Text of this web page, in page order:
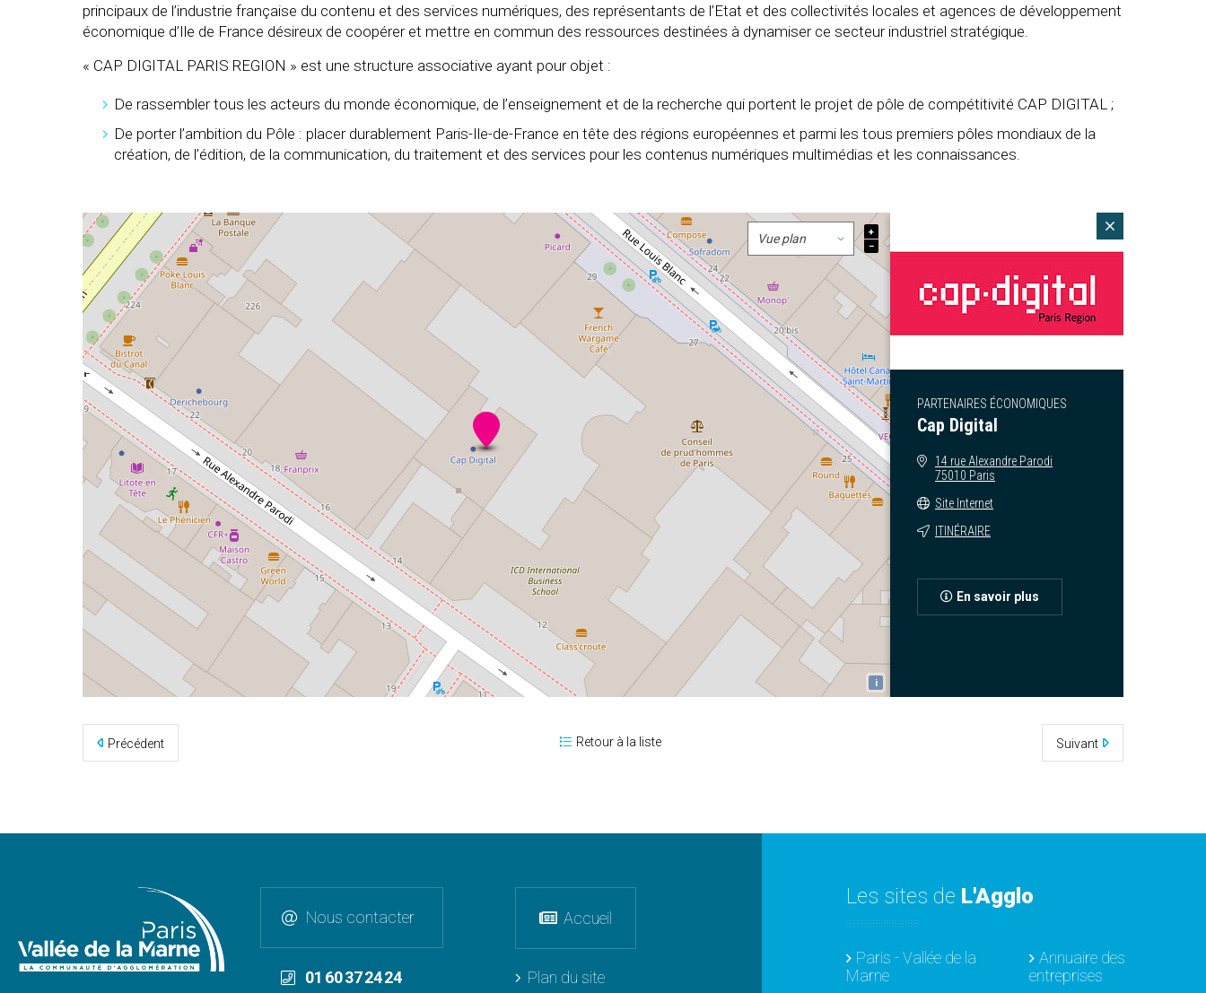
principaux de l’industrie française du contenu et des services numériques, des représentants de l’Etat et des collectivités locales et agences de développement
économique d’Ile de France désireux de coopérer et mettre en commun des ressources destinées à dynamiser ce secteur industriel stratégique.
« CAP DIGITAL PARIS REGION » est une structure associative ayant pour objet :
De rassembler tous les acteurs du monde économique, de l’enseignement et de la recherche qui portent le projet de pôle de compétitivité CAP DIGITAL ;
De porter l’ambition du Pôle : placer durablement Paris-Ile-de-France en tête des régions européennes et parmi les tous premiers pôles mondiaux de la
création, de l’édition, de la communication, du traitement et des services pour les contenus numériques multimédias et les connaissances.
i
+
−
PARTENAIRES ÉCONOMIQUES
Cap Digital
14 rue Alexandre Parodi
75010 Paris
Site Internet
ITINÉRAIRE
En savoir plus
Précédent Retour à la liste Suivant
Nous contacter
01 60 37 24 24
Accueil
Plan du site
Les sites de L'Agglo
Paris - Vallée de la
Marne
Annuaire des
entreprises